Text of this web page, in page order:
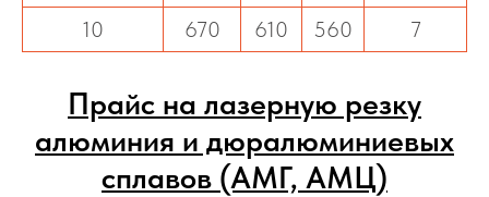
10
670 610 560 7
Прайс на лазерную резку
алюминия и дюралюминиевых
сплавов (АМГ, АМЦ)